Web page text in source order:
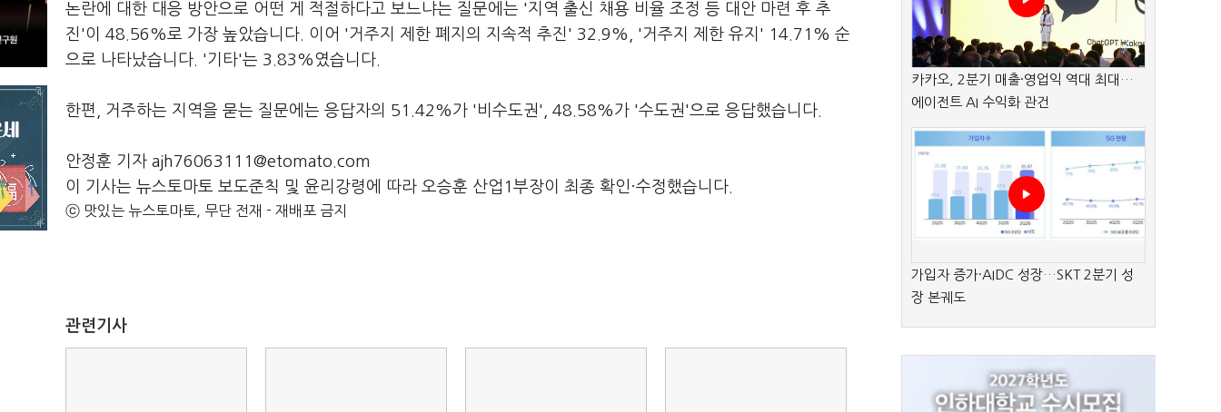
논란에 대한 대응 방안으로 어떤 게 적절하다고 보느냐는 질문에는 '지역 출신 채용 비율 조정 등 대안 마련 후 추
진'이 48.56%로 가장 높았습니다. 이어 '거주지 제한 폐지의 지속적 추진' 32.9%, '거주지 제한 유지' 14.71% 순
으로 나타났습니다. '기타'는 3.83%였습니다.
한편, 거주하는 지역을 묻는 질문에는 응답자의 51.42%가 '비수도권', 48.58%가 '수도권'으로 응답했습니다.
안정훈 기자 ajh76063111@etomato.com
이 기사는 뉴스토마토 보도준칙 및 윤리강령에 따라 오승훈 산업1부장이 최종 확인·수정했습니다.
ⓒ 맛있는 뉴스토마토, 무단 전재 - 재배포 금지
관련기사
카카오, 2분기 매출·영업익 역대 최대…
에이전트 AI 수익화 관건
가입자 증가·AIDC 성장…SKT 2분기 성
장 본궤도